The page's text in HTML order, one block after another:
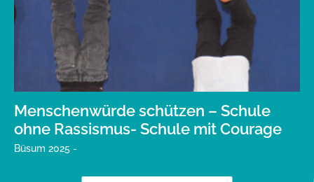
Menschenwürde schützen – Schule
ohne Rassismus- Schule mit Courage
Büsum 2025 -